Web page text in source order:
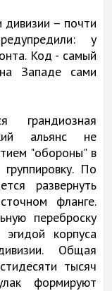
дивизии – почти
у
Код - самый
Западе сами
грандиозная
альянс не
"обороны" в
По
развернуть
фланге.
переброску
корпуса
Общая
тысяч
формируют